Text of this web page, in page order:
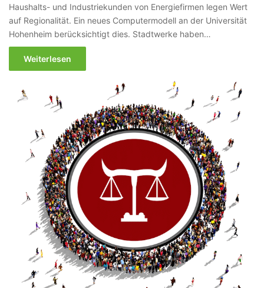
Haushalts- und Industriekunden von Energiefirmen legen Wert
auf Regionalität. Ein neues Computermodell an der Universität
Hohenheim berücksichtigt dies. Stadtwerke haben…
Weiterlesen